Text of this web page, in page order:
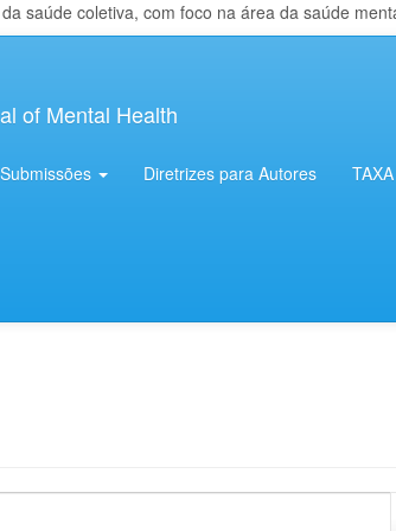
saúde coletiva, com foco na área da saúde
of Mental Health
Submissões Diretrizes para Autores